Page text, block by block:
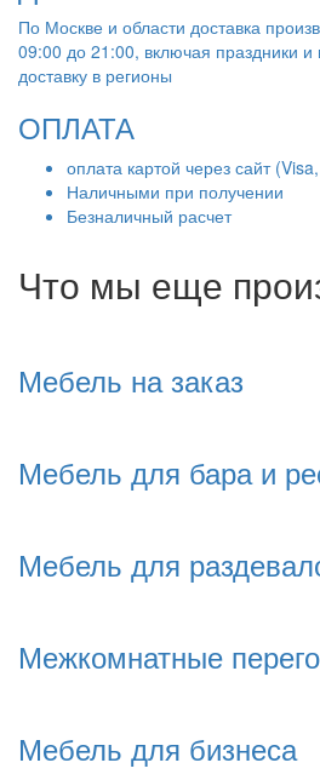
По Москве и области доставка
09:00 до 21:00, включая праздники
доставку в регионы
ОПЛАТА
оплата картой через сайт
Наличными при получении
Безналичный расчет
Что мы еще
Мебель на заказ
Мебель для бара и
Мебель для
Межкомнатные
Мебель для бизнеса